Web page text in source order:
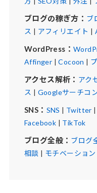
ブログの稼ぎ方： ブ
ス | アフィリエイト |
WordPress：
Affinger |Cocoon |
アクセス解析： アク
ス | Googleサーチコ
SNS： SNS | Twitter |
Facebook | TikTok
ブログ全般： ブログ
相談 | モチベーション